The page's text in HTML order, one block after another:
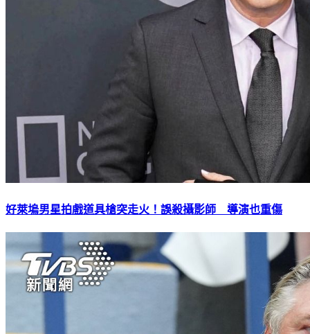
好萊塢男星拍戲道具槍突走火！誤殺攝影師 導演也重傷